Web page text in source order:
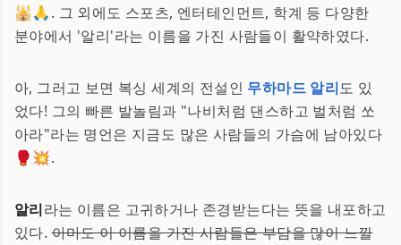
🕌🙏. 그 외에도 스포츠, 엔터테인먼트, 학계 등 다양한
분야에서 '알리'라는 이름을 가진 사람들이 활약하였다.
아, 그러고 보면 복싱 세계의 전설인 무하마드 알리도 있
었다! 그의 빠른 발놀림과 "나비처럼 댄스하고 벌처럼 쏘
아라"라는 명언은 지금도 많은 사람들의 가슴에 남아있다
🥊💥.
알리라는 이름은 고귀하거나 존경받는다는 뜻을 내포하고
있다.아마도 이 이름을 가진 사람들은 부담을 많이 느낄